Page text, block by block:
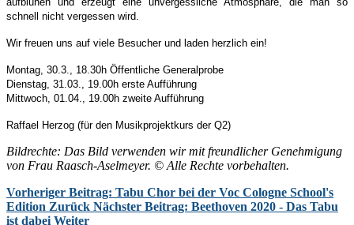
schnell nicht vergessen wird.
Wir freuen uns auf viele Besucher und laden herzlich ein!
Montag, 30.3., 18.30h Öffentliche Generalprobe
Dienstag, 31.03., 19.00h erste Aufführung
Mittwoch, 01.04., 19.00h zweite Aufführung
Raffael Herzog (für den Musikprojektkurs der Q2)
Bildrechte: Das Bild verwenden wir mit freundlicher Genehmigung
von Frau Raasch-Aselmeyer. © Alle Rechte vorbehalten.
Vorheriger Beitrag: Tabu Chor bei der Voc Cologne School's
Edition Zurück Nächster Beitrag: Beethoven 2020 - Das Tabu
ist dabei Weiter